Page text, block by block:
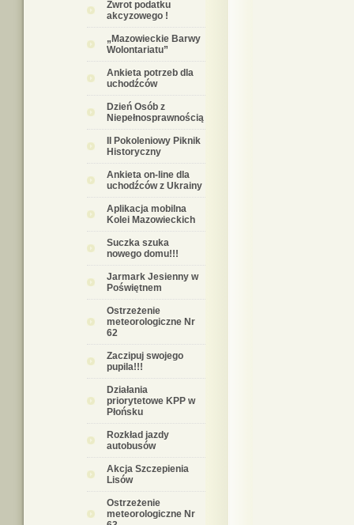
Zwrot podatku
akcyzowego !
„Mazowieckie Barwy
Wolontariatu”
Ankieta potrzeb dla
uchodźców
Dzień Osób z
Niepełnosprawnością
II Pokoleniowy Piknik
Historyczny
Ankieta on-line dla
uchodźców z Ukrainy
Aplikacja mobilna
Kolei Mazowieckich
Suczka szuka
nowego domu!!!
Jarmark Jesienny w
Poświętnem
Ostrzeżenie
meteorologiczne Nr
62
Zaczipuj swojego
pupila!!!
Działania
priorytetowe KPP w
Płońsku
Rozkład jazdy
autobusów
Akcja Szczepienia
Lisów
Ostrzeżenie
meteorologiczne Nr